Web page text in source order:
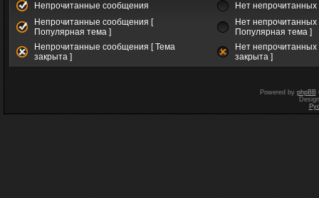
Непрочитанные сообщения
Нет
Непрочитанные сообщения [
Популярная тема ]
Нет
Популярная тема ]
Непрочитанные сообщения [ Тема
закрыта ]
Нет
закрыта ]
Powered by phpBB